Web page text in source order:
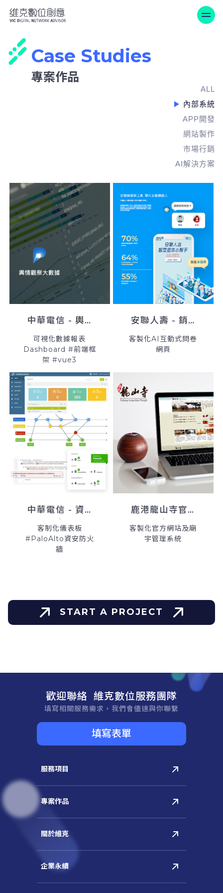
維克數位創意-專案作品
Case Studies
專案作品
ALL
內部系統
APP開發
網站製作
市場行銷
AI解決方案
中華電信 - 輿情系統平台
可視化數據報表
Dashboard #前端框
架 #vue3
安聯人壽 - 銷售新工具
客製化AI互動式問卷
網頁
中華電信 - 資安艦隊雲端產品
客制化儀表板
#PaloAlto資安防火
牆
鹿港龍山寺官方網站
客製化官方網站及廟
宇管理系統
START A PROJECT
歡迎聯絡 維克數位服務團隊
填寫相關服務需求，我們會儘速與你聯繫
填寫表單